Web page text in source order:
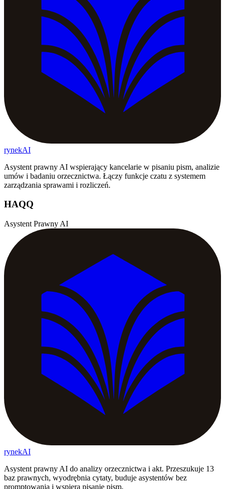
rynekAI
Asystent prawny AI wspierający kancelarie w pisaniu pism, analizie
umów i badaniu orzecznictwa. Łączy funkcje czatu z systemem
zarządzania sprawami i rozliczeń.
HAQQ
Asystent Prawny AI
rynekAI
Asystent prawny AI do analizy orzecznictwa i akt. Przeszukuje 13
baz prawnych, wyodrębnia cytaty, buduje asystentów bez
promptowania i wspiera pisanie pism.